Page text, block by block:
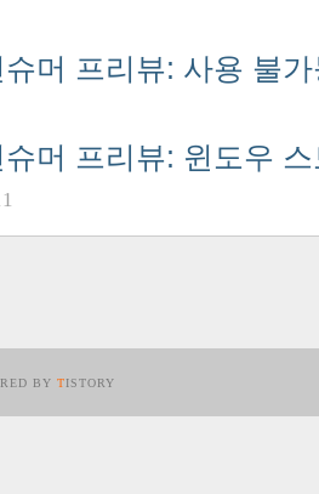
슈머 프리뷰: 사용 불
머 프리뷰: 윈도우
BY TISTORY